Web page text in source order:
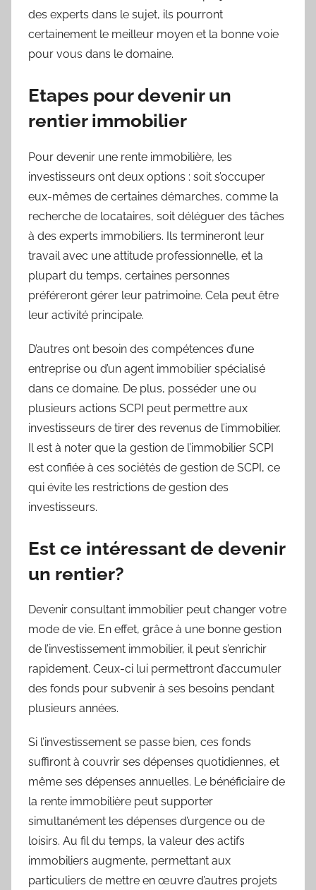
des experts dans le sujet, ils pourront
certainement le meilleur moyen et la bonne voie
pour vous dans le domaine.
Etapes pour devenir un
rentier immobilier
Pour devenir une rente immobilière, les
investisseurs ont deux options : soit s’occuper
eux-mêmes de certaines démarches, comme la
recherche de locataires, soit déléguer des tâches
à des experts immobiliers. Ils termineront leur
travail avec une attitude professionnelle, et la
plupart du temps, certaines personnes
préféreront gérer leur patrimoine. Cela peut être
leur activité principale.
D’autres ont besoin des compétences d’une
entreprise ou d’un agent immobilier spécialisé
dans ce domaine. De plus, posséder une ou
plusieurs actions SCPI peut permettre aux
investisseurs de tirer des revenus de l’immobilier.
Il est à noter que la gestion de l’immobilier SCPI
est confiée à ces sociétés de gestion de SCPI, ce
qui évite les restrictions de gestion des
investisseurs.
Est ce intéressant de devenir
un rentier?
Devenir consultant immobilier peut changer votre
mode de vie. En effet, grâce à une bonne gestion
de l’investissement immobilier, il peut s’enrichir
rapidement. Ceux-ci lui permettront d’accumuler
des fonds pour subvenir à ses besoins pendant
plusieurs années.
Si l’investissement se passe bien, ces fonds
suffiront à couvrir ses dépenses quotidiennes, et
même ses dépenses annuelles. Le bénéficiaire de
la rente immobilière peut supporter
simultanément les dépenses d’urgence ou de
loisirs. Au fil du temps, la valeur des actifs
immobiliers augmente, permettant aux
particuliers de mettre en œuvre d’autres projets